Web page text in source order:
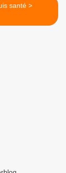
Je suis santé >